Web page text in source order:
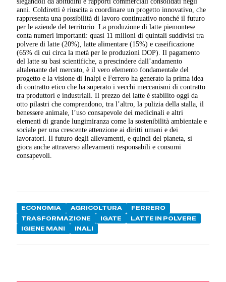
anni. Coldiretti è riuscita a coordinare un progetto innovativo, che
rappresenta una possibilità di lavoro continuativo nonché il futuro
per le aziende del territorio. La produzione di latte piemontese
conta numeri importanti: quasi 11 milioni di quintali suddivisi tra
polvere di latte (20%), latte alimentare (15%) e caseificazione
(65% di cui circa la metà per le produzioni DOP). Il pagamento
del latte su basi scientifiche, a prescindere dall’andamento
altalenante del mercato, è il vero elemento fondamentale del
progetto e la visione di Inalpi e Ferrero ha generato la prima idea
di contratto etico che ha superato i vecchi meccanismi di contratto
tra produttori e industriali. Il prezzo del latte è stabilito oggi da
otto pilastri che comprendono, tra l’altro, la pulizia della stalla, il
benessere animale, l’uso consapevole dei medicinali e altri
elementi di grande lungimiranza come la sostenibilità ambientale e
sociale per una crescente attenzione ai diritti umani e dei
lavoratori. Il futuro degli allevamenti, e quindi del pianeta, si
gioca anche attraverso allevamenti responsabili e consumi
consapevoli.
ECONOMIA AGRICOLTURA
FERRERO
TRASFORMAZIONE
IGATE
LATTE IN POLVERE
IGIENE MANI
INALI